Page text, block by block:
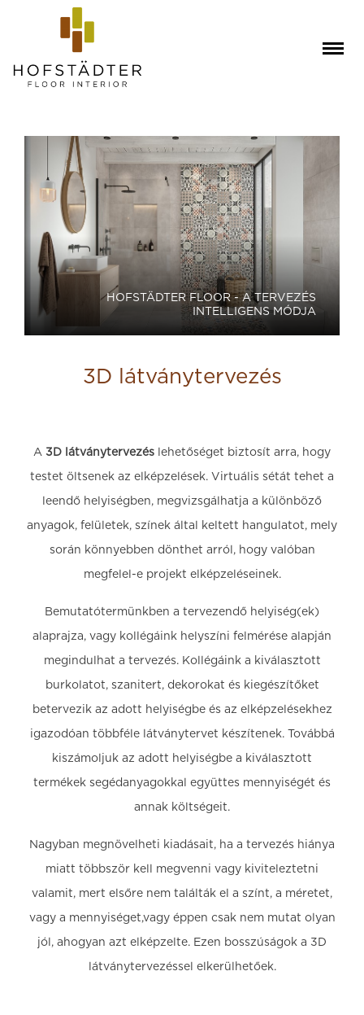
HOFSTÄDTER FLOOR - A TERVEZÉS
INTELLIGENS MÓDJA
3D látványtervezés
A 3D látványtervezés lehetőséget biztosít arra, hogy
testet öltsenek az elképzelések. Virtuális sétát tehet a
leendő helyiségben, megvizsgálhatja a különböző
anyagok, felületek, színek által keltett hangulatot, mely
során könnyebben dönthet arról, hogy valóban
megfelel-e projekt elképzeléseinek.
Bemutatótermünkben a tervezendő helyiség(ek)
alaprajza, vagy kollégáink helyszíni felmérése alapján
megindulhat a tervezés. Kollégáink a kiválasztott
burkolatot, szanitert, dekorokat és kiegészítőket
betervezik az adott helyiségbe és az elképzelésekhez
igazodóan többféle látványtervet készítenek. Továbbá
kiszámoljuk az adott helyiségbe a kiválasztott
termékek segédanyagokkal együttes mennyiségét és
annak költségeit.
Nagyban megnövelheti kiadásait, ha a tervezés hiánya
miatt többször kell megvenni vagy kiviteleztetni
valamit, mert elsőre nem találták el a színt, a méretet,
vagy a mennyiséget,vagy éppen csak nem mutat olyan
jól, ahogyan azt elképzelte. Ezen bosszúságok a 3D
látványtervezéssel elkerülhetőek.